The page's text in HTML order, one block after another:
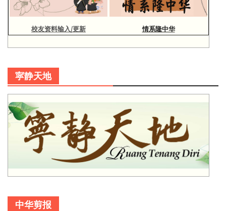
校友资料输入/更新 情系隆中华
寜静天地
中华剪报